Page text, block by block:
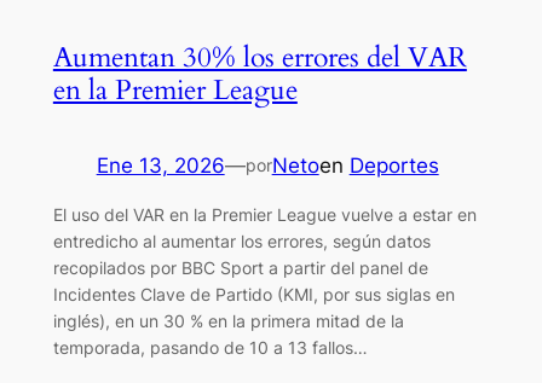
Aumentan 30% los errores del VAR
en la Premier League
Ene 13, 2026—porNetoen Deportes
El uso del VAR en la Premier League vuelve a estar en
entredicho al aumentar los errores, según datos
recopilados por BBC Sport a partir del panel de
Incidentes Clave de Partido (KMI, por sus siglas en
inglés), en un 30 % en la primera mitad de la
temporada, pasando de 10 a 13 fallos…